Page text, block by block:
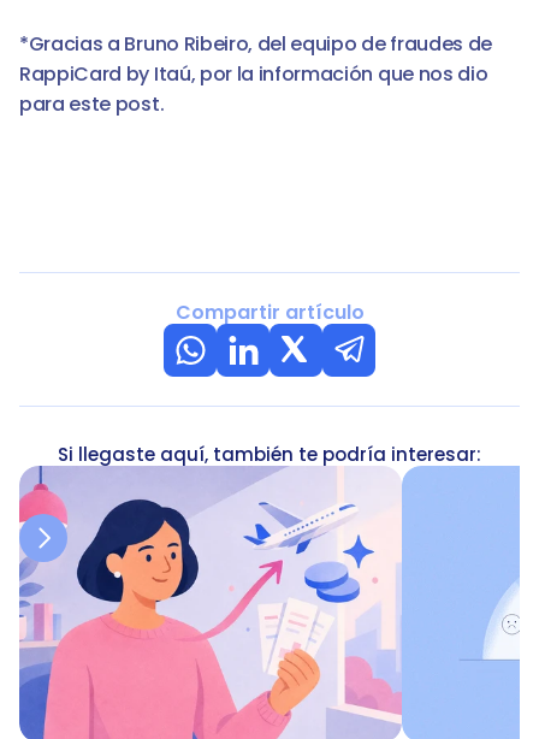
*Gracias a Bruno Ribeiro, del equipo de fraudes de
RappiCard by Itaú, por la información que nos dio
para este post.
Compartir artículo
Si llegaste aquí, también te podría interesar: